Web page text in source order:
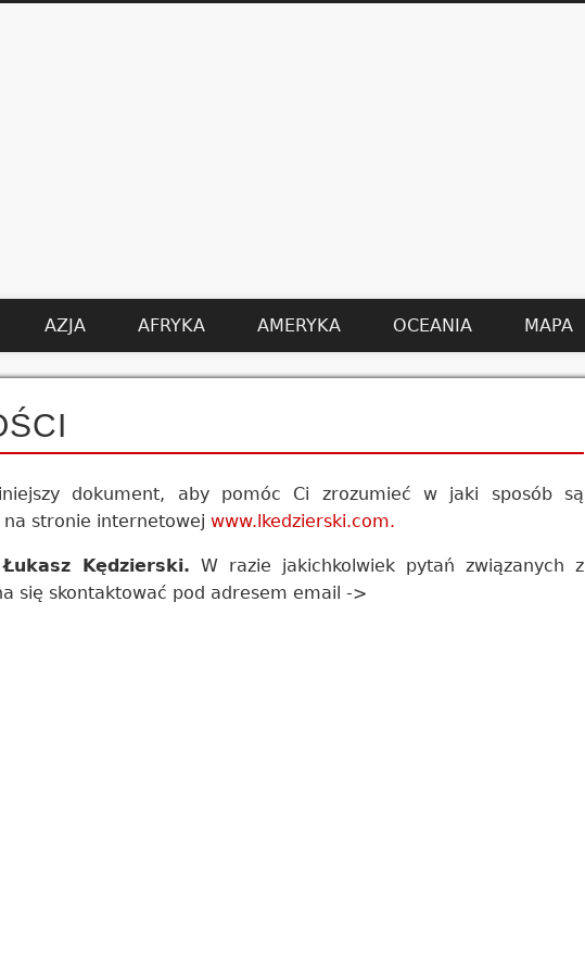
AZJA AFRYKA AMERYKA OCEANIA MAPA
dokument, aby pomóc Ci zrozumieć w jaki sposób są
stronie internetowej www.lkedzierski.com.
Łukasz Kędzierski. W razie jakichkolwiek pytań związanych z
się skontaktować pod adresem email ->